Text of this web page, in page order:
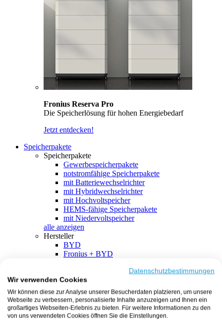
Fronius Reserva Pro
Die Speicherlösung für hohen Energiebedarf
Jetzt entdecken!
Speicherpakete
Speicherpakete
Gewerbespeicherpakete
notstromfähige Speicherpakete
mit Batteriewechselrichter
mit Hybridwechselrichter
mit Hochvoltspeicher
HEMS-fähige Speicherpakete
mit Niedervoltspeicher
alle anzeigen
Hersteller
BYD
Fronius + BYD
SMA + BYD
EcoFlow
EcoFlow + EcoFlow
FENECON
FENECON + FENECON
Datenschutzbestimmungen
Wir verwenden Cookies
Wir können diese zur Analyse unserer Besucherdaten platzieren, um unsere
Webseite zu verbessern, personalisierte Inhalte anzuzeigen und Ihnen ein
großartiges Webseiten-Erlebnis zu bieten. Für weitere Informationen zu den
von uns verwendeten Cookies öffnen Sie die Einstellungen.